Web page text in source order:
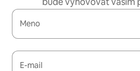
Meno
E-mail